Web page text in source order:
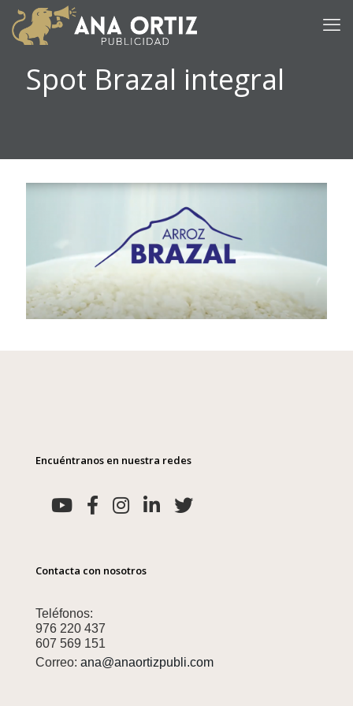
Spot Brazal integral
Encuéntranos en nuestra redes
Contacta con nosotros
Teléfonos:
976 220 437
607 569 151
Correo: ana@anaortizpubli.com